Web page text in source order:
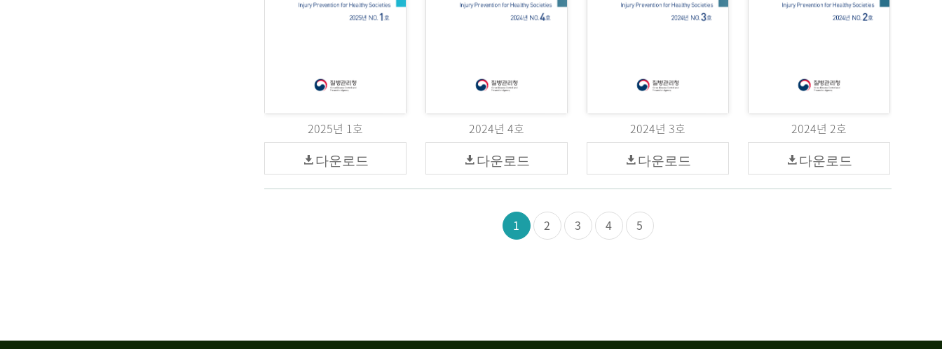
2025년 1호
다운로드
2024년 4호
다운로드
2024년 3호
다운로드
2024년 2호
다운로드
1 2 3 4 5